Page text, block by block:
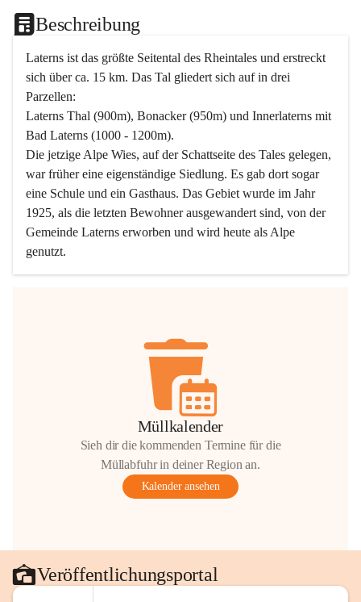
Beschreibung
Laterns ist das größte Seitental des Rheintales und erstreckt
sich über ca. 15 km. Das Tal gliedert sich auf in drei
Parzellen:
Laterns Thal (900m), Bonacker (950m) und Innerlaterns mit
Bad Laterns (1000 - 1200m).
Die jetzige Alpe Wies, auf der Schattseite des Tales gelegen,
war früher eine eigenständige Siedlung. Es gab dort sogar
eine Schule und ein Gasthaus. Das Gebiet wurde im Jahr
1925, als die letzten Bewohner ausgewandert sind, von der
Gemeinde Laterns erworben und wird heute als Alpe
genutzt.
Müllkalender
Sieh dir die kommenden Termine für die
Müllabfuhr in deiner Region an.
Kalender ansehen
Veröffentlichungsportal